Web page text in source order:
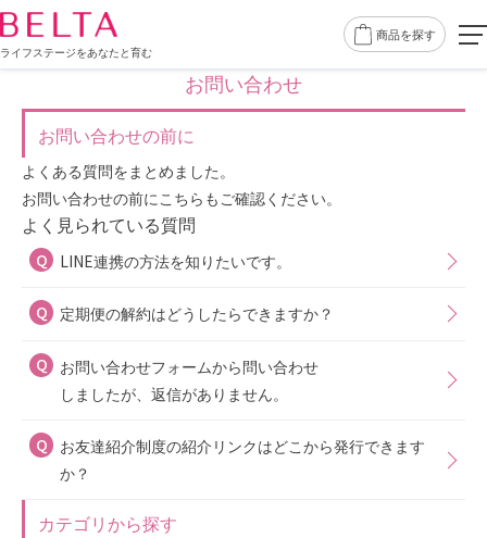
ライフステージをあなたと育む
商品を探す
お問い合わせ
お問い合わせの前に
よくある質問をまとめました。
お問い合わせの前にこちらもご確認ください。
よく見られている質問
LINE連携の方法を知りたいです。
定期便の解約はどうしたらできますか？
お問い合わせフォームから問い合わせ
しましたが、返信がありません。
お友達紹介制度の紹介リンクはどこから発行できます
か？
カテゴリから探す